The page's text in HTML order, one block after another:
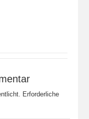
Erforderliche